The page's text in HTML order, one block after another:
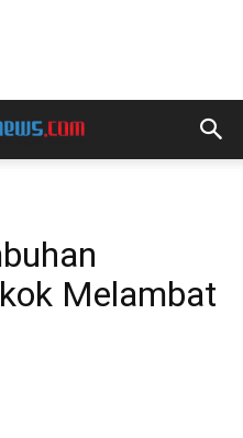
Melambat